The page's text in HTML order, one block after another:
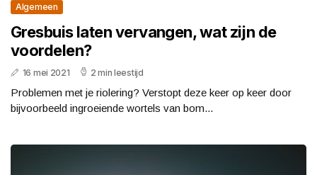
Algemeen
Gresbuis laten vervangen, wat zijn de
voordelen?
16 mei 2021 2 min leestijd
Problemen met je riolering? Verstopt deze keer op keer door
bijvoorbeeld ingroeiende wortels van bom...